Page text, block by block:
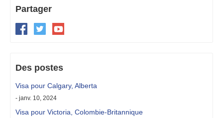
Partager
Des postes
Visa pour Calgary, Alberta
- janv. 10, 2024
Visa pour Victoria, Colombie-Britannique